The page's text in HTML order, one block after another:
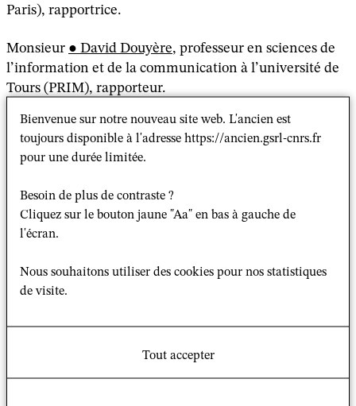
Paris), rapportrice.
Monsieur David Douyère, professeur en sciences de
l’information et de la communication à l’université de
Tours (PRIM), rapporteur.
Monsieur Charles Mercier , professeur en histoire
contemporaine à l’université de Bordeaux (LACES),
directeur de thèse.
Monsieur Denis Pelletier , directeur d’études en
histoire à l'EPHE (GSRL, CNRS), examinateur.
en sociologie à l’Institut catholique de Paris (GSRL),
Publication franco-africaine diffusée de 1993 à 2014,
Bienvenue sur notre nouveau site web. L'ancien est
toujours disponible à l'adresse https://ancien.gsrl-cnrs.fr
pour une durée limitée.
Besoin de plus de contraste ?
Cliquez sur le bouton jaune "Aa" en bas à gauche de
l'écran.
Nous souhaitons utiliser des cookies pour nos statistiques
de visite.
Tout accepter